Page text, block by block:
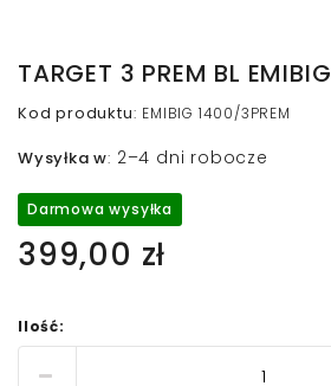
TARGET 3 PREM BL EMIBIG
Kod produktu: EMIBIG 1400/3PREM
Wysyłka w: 2–4 dni robocze
Darmowa wysyłka
399,00 zł
Ilość: